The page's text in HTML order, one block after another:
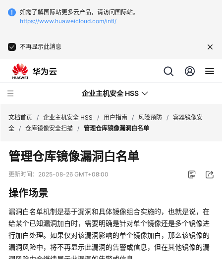
如需了解国际站更多云产品，请访问国际站。
https://www.huaweicloud.com/intl/
不再显示此消息
企业主机安全 HSS
新
动
术
画
册
文档首页 / 企业主机安全 HSS / 用户指南 / 风险预防 / 容器镜像安
全 / 仓库镜像安全扫描 / 管理仓库镜像漏洞白名单
管理仓库镜像漏洞白名单
更新时间： 2025-08-26 GMT+08:00
操作场景
漏洞白名单机制是基于漏洞和具体镜像组合实施的，也就是说，在
给某个已知漏洞加白时，需要明确是针对单个镜像还是多个镜像进
行加白处理。如果仅对该漏洞影响的单个镜像加白，那么该镜像的
漏洞风险中，将不再显示此漏洞的告警或信息，但在其他镜像的漏